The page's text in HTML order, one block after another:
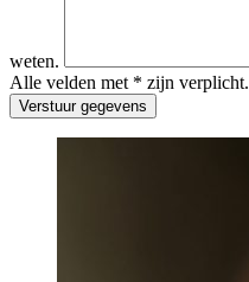
weten.
Alle velden met * zijn verplicht.
Verstuur gegevens